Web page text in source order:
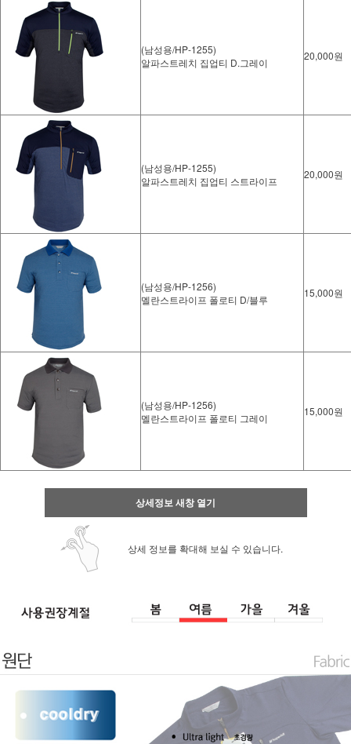
(남성용/HP-1255)
알파스트레치 집업티 D.그레이
20,000원
(남성용/HP-1255)
알파스트레치 집업티 스트라이프
20,000원
(남성용/HP-1256)
멜란스트라이프 폴로티 D/블루
15,000원
(남성용/HP-1256)
멜란스트라이프 폴로티 그레이
15,000원
상세정보 새창 열기
상세 정보를 확대해 보실 수 있습니다.